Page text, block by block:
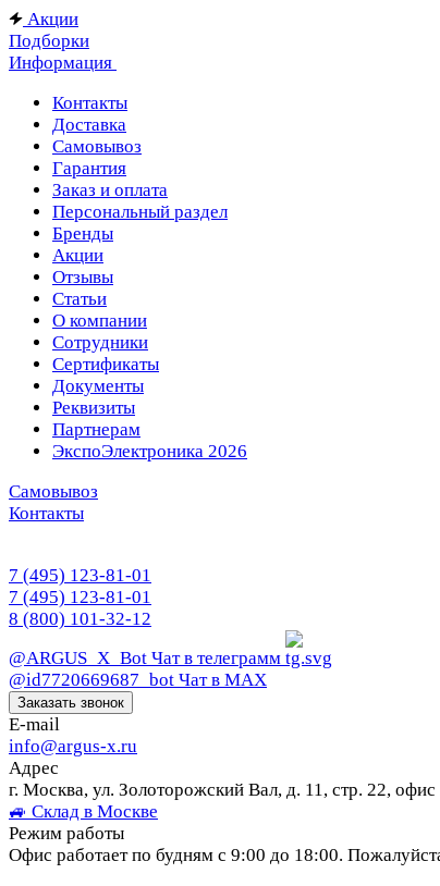
Акции
Подборки
Информация
Контакты
Доставка
Самовывоз
Гарантия
Заказ и оплата
Персональный раздел
Бренды
Акции
Отзывы
Статьи
О компании
Сотрудники
Сертификаты
Документы
Реквизиты
Партнерам
ЭкспоЭлектроника 2026
Самовывоз
Контакты
7 (495) 123-81-01
7 (495) 123-81-01
8 (800) 101-32-12
@ARGUS_X_Bot Чат в телеграмм
@id7720669687_bot Чат в МАХ
Заказать звонок
E-mail
info@argus-x.ru
Адрес
г. Москва, ул. Золоторожский Вал, д. 11, стр. 22, офис
🚙 Склад в Москве
Режим работы
Офис работает по будням с 9:00 до 18:00.